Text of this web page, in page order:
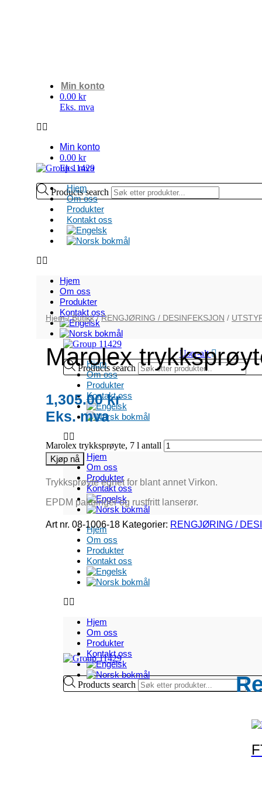
Min konto
0.00 kr
Min konto
0.00 kr
Products search
Hjem
Om oss
Produkter
Kontakt oss
Hjem
Om oss
Produkter
Kontakt oss
User-alt
Products search
Hjem
Om oss
Produkter
Kontakt oss
Hjem
Om oss
Produkter
Kontakt oss
Hjem
Om oss
Produkter
Kontakt oss
Hjem
Om oss
Produkter
Kontakt oss
Products search
Hjem/Butikk/RENGJØRING / DESINFEKSJON /
Marolex
1,305.00kr
Marolex trykksprøyte, 7 l antall
Kjøp nå
Trykksprøyte egnet for blant annet Virkon.
EPDM pakninger og rustfritt lanserør.
Art nr. 08-1006-18 Kategorier: RENGJØRING /